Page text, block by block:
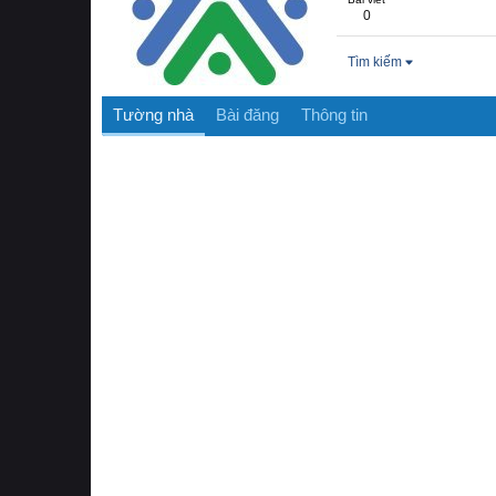
0
Tìm kiếm
Tường nhà Bài đăng Thông tin